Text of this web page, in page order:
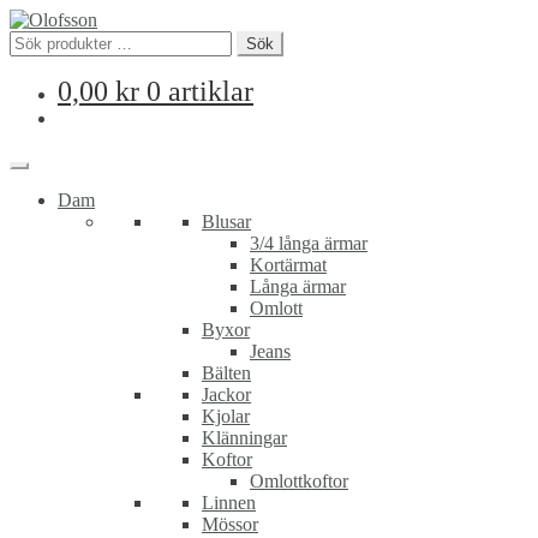
Sök
efter:
Sök
0,00 kr 0 artiklar
Dam
Blusar
3/4 långa ärmar
Kortärmat
Långa ärmar
Omlott
Byxor
Jeans
Bälten
Jackor
Kjolar
Klänningar
Koftor
Omlottkoftor
Linnen
Mössor